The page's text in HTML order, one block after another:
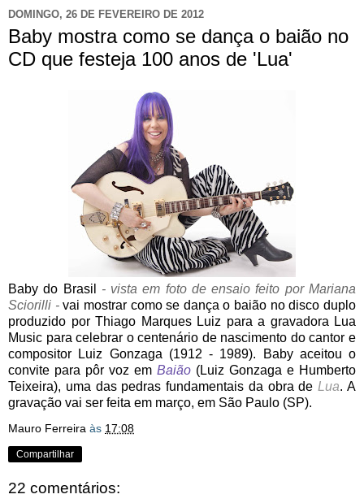
DOMINGO, 26 DE FEVEREIRO DE 2012
Baby mostra como se dança o baião no
CD que festeja 100 anos de 'Lua'
Baby do Brasil - vista em foto de ensaio feito por Mariana
Sciorilli -vai mostrar como se dança o baião no disco duplo
produzido por Thiago Marques Luiz para a gravadora Lua
Music para celebrar o centenário de nascimento do cantor e
compositor Luiz Gonzaga (1912 - 1989). Baby aceitou o
convite para pôr voz em Baião (Luiz Gonzaga e Humberto
Teixeira), uma das pedras fundamentais da obra deLua. A
gravação vai ser feita em março, em São Paulo (SP).
Mauro Ferreira às 17:08
Compartilhar
22 comentários: